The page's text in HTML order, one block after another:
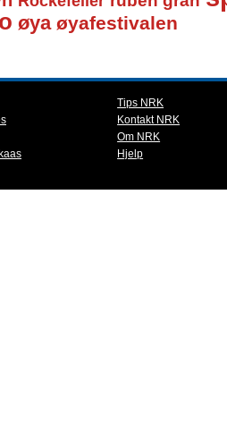
øya øyafestivalen
Tips NRK
Kontakt NRK
Om NRK
Hjelp